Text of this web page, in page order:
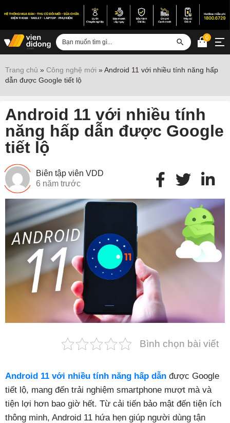
Sửa iPhone
Sửa Vertu
Sửa iPad
Sửa Macbook
Sửa Laptop
Sửa chữa thiết bị khác
Điện thoại
Phụ kiện
Hệ thống:
17 cửa hàng
1800.6729(miễn phí)
(Giờ làm việc: 08h00 - 21h00)
0
Trang chủ » Công nghệ mới »Android 11 với nhiều tính năng hấp
dẫn được Google tiết lộ
Android 11 với nhiều tính
năng hấp dẫn được Google
tiết lộ
Biên tập viên VDD
6 năm trước
Bình chọn bài viết
Android 11 với nhiều tính năng hấp dẫn được Google
tiết lộ, mang đến trải nghiệm smartphone mượt mà và
tiện lợi hơn bao giờ hết. Từ cải tiến bảo mật đến tiện ích
thông minh, Android 11 hứa hẹn giúp người dùng tận